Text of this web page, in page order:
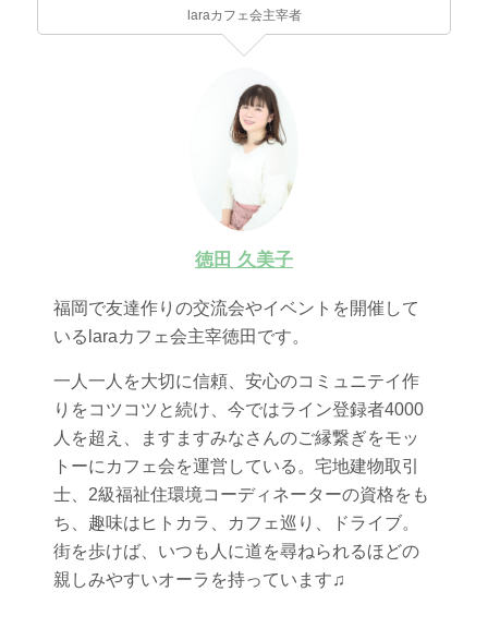
laraカフェ会主宰者
徳田 久美子
福岡で友達作りの交流会やイベントを開催して
いるlaraカフェ会主宰徳田です。
一人一人を大切に信頼、安心のコミュニテイ作
りをコツコツと続け、今ではライン登録者4000
人を超え、ますますみなさんのご縁繋ぎをモッ
トーにカフェ会を運営している。宅地建物取引
士、2級福祉住環境コーディネーターの資格をも
ち、趣味はヒトカラ、カフェ巡り、ドライブ。
街を歩けば、いつも人に道を尋ねられるほどの
親しみやすいオーラを持っています♫